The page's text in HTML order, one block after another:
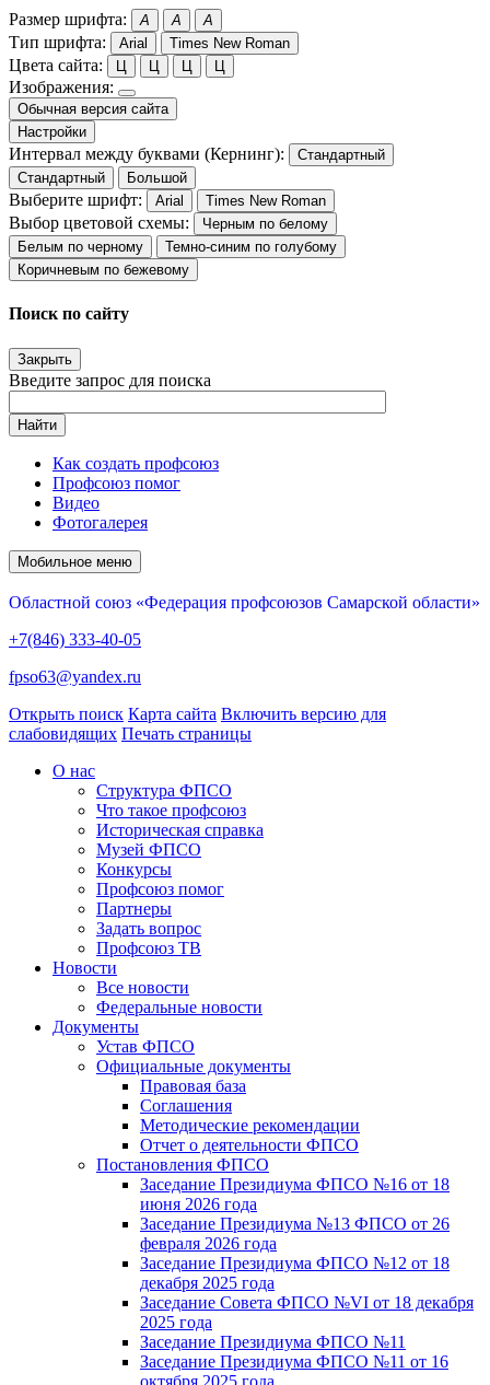
Размер шрифта: A A A
Тип шрифта: Arial Times New Roman
Цвета сайта: Ц Ц Ц Ц
Изображения:
Обычная версия сайта
Настройки
Интервал между буквами (Кернинг):
Стандартный
Стандартный
Большой
Выберите шрифт: Arial Times New Roman
Выбор цветовой схемы:
Черным по белому
Белым по черному
Темно-синим по голубому
Коричневым по бежевому
Поиск по сайту
Закрыть
Введите запрос для поиска
Найти
Как создать профсоюз
Профсоюз помог
Видео
Фотогалерея
Мобильное меню
Областной союз «Федерация профсоюзов Самарской области»
+7(846) 333-40-05
fpso63@yandex.ru
Открыть поиск Карта сайта Включить версию для
слабовидящих Печать страницы
О нас
Структура ФПСО
Что такое профсоюз
Историческая справка
Музей ФПСО
Конкурсы
Профсоюз помог
Партнеры
Задать вопрос
Профсоюз ТВ
Новости
Все новости
Федеральные новости
Документы
Устав ФПСО
Официальные документы
Правовая база
Соглашения
Методические рекомендации
Отчет о деятельности ФПСО
Постановления ФПСО
Заседание Президиума ФПСО №16 от 18
июня 2026 года
Заседание Президиума №13 ФПСО от 26
февраля 2026 года
Заседание Президиума ФПСО №12 от 18
декабря 2025 года
Заседание Совета ФПСО №VI от 18 декабря
2025 года
Заседание Президиума ФПСО №11
Заседание Президиума ФПСО №11 от 16
октября 2025 года